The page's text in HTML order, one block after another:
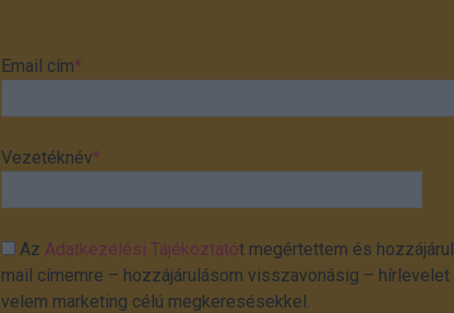
Email cím*
Vezetéknév*
Az Adatkezelési Tájékoztatót megértettem és
mail címemre – hozzájárulásom visszavonásig –
velem marketing célú megkeresésekkel.